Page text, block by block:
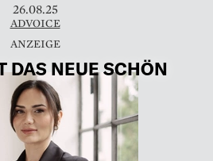
26.08.25
ADVOICE
DAS NEUE SCHÖN